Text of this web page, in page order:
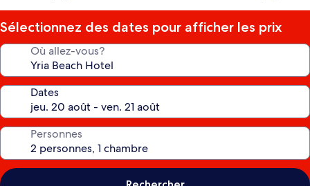
Sélectionnez des dates pour afficher les prix
Où allez-vous?
Dates
Personnes